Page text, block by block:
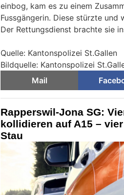
einbog, kam es zu einem
Fussgängerin. Diese stürzte
Der Rettungsdienst brachte sie
Quelle: Kantonspolizei St.Gallen
Bildquelle: Kantonspolizei
Mail
Rapperswil-Jona SG:
kollidieren auf A15 –
Stau